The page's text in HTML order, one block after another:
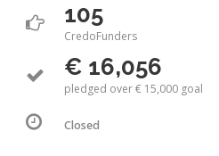
105
CredoFunders
€ 16,056
pledged over € 15,000 goal
Closed